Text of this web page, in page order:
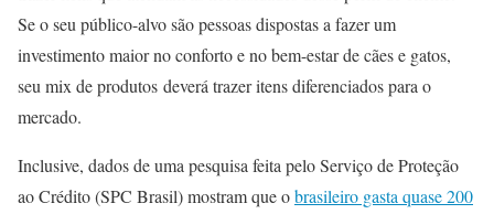
Se o seu público-alvo são pessoas dispostas a fazer um
investimento maior no conforto e no bem-estar de cães e gatos,
seu mix de produtos deverá trazer itens diferenciados para o
mercado.
Inclusive, dados de uma pesquisa feita pelo Serviço de Proteção
ao Crédito (SPC Brasil) mostram que obrasileiro gasta quase 200